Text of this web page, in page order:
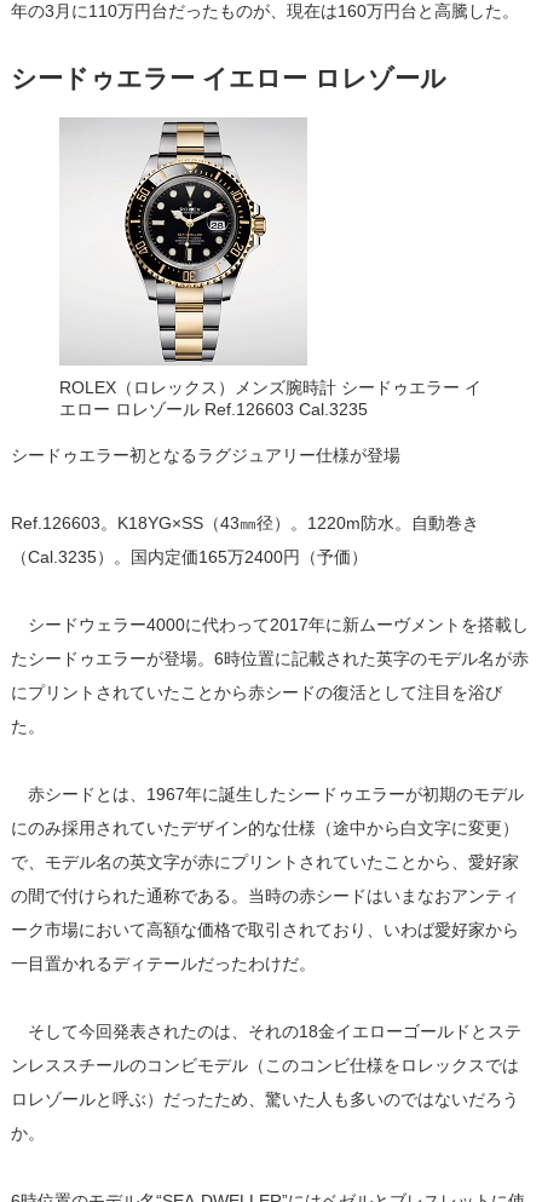
年の3月に110万円台だったものが、現在は160万円台と高騰した。
シードゥエラー イエロー ロレゾール
ROLEX（ロレックス）メンズ腕時計 シードゥエラー イ
エロー ロレゾール Ref.126603 Cal.3235
シードゥエラー初となるラグジュアリー仕様が登場
Ref.126603。K18YG×SS（43㎜径）。1220m防水。自動巻き
（Cal.3235）。国内定価165万2400円（予価）
シードウェラー4000に代わって2017年に新ムーヴメントを搭載し
たシードゥエラーが登場。6時位置に記載された英字のモデル名が赤
にプリントされていたことから赤シードの復活として注目を浴び
た。
赤シードとは、1967年に誕生したシードゥエラーが初期のモデル
にのみ採用されていたデザイン的な仕様（途中から白文字に変更）
で、モデル名の英文字が赤にプリントされていたことから、愛好家
の間で付けられた通称である。当時の赤シードはいまなおアンティ
ーク市場において高額な価格で取引されており、いわば愛好家から
一目置かれるディテールだったわけだ。
そして今回発表されたのは、それの18金イエローゴールドとステ
ンレススチールのコンビモデル（このコンビ仕様をロレックスでは
ロレゾールと呼ぶ）だったため、驚いた人も多いのではないだろう
か。